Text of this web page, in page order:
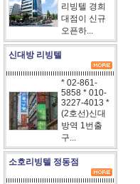
리빙텔 경희
대점이 신규
오픈하...
신대방 리빙텔
* 02-861-
5858 * 010-
3227-4013 *
(2호선)신대
방역 1번출
구...
소호리빙텔 정동점